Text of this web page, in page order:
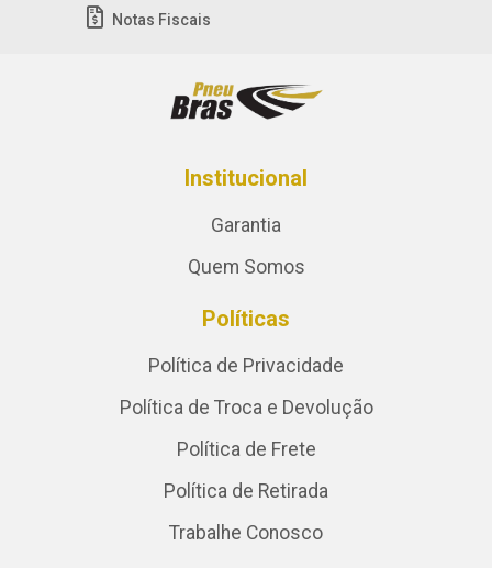
Notas Fiscais
Institucional
Garantia
Quem Somos
Políticas
Política de Privacidade
Política de Troca e Devolução
Política de Frete
Política de Retirada
Trabalhe Conosco